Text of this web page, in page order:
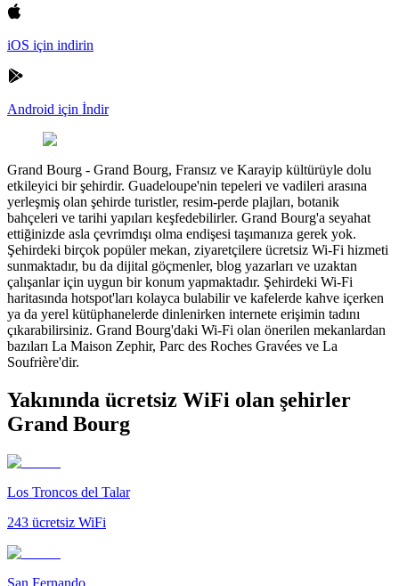
iOS için indirin
Android için İndir
Grand Bourg - Grand Bourg, Fransız ve Karayip kültürüyle dolu
etkileyici bir şehirdir. Guadeloupe'nin tepeleri ve vadileri arasına
yerleşmiş olan şehirde turistler, resim-perde plajları, botanik
bahçeleri ve tarihi yapıları keşfedebilirler. Grand Bourg'a seyahat
ettiğinizde asla çevrimdışı olma endişesi taşımanıza gerek yok.
Şehirdeki birçok popüler mekan, ziyaretçilere ücretsiz Wi-Fi hizmeti
sunmaktadır, bu da dijital göçmenler, blog yazarları ve uzaktan
çalışanlar için uygun bir konum yapmaktadır. Şehirdeki Wi-Fi
haritasında hotspot'ları kolayca bulabilir ve kafelerde kahve içerken
ya da yerel kütüphanelerde dinlenirken internete erişimin tadını
çıkarabilirsiniz. Grand Bourg'daki Wi-Fi olan önerilen mekanlardan
bazıları La Maison Zephir, Parc des Roches Gravées ve La
Soufrière'dir.
Yakınında ücretsiz WiFi olan şehirler
Grand Bourg
Los Troncos del Talar
243 ücretsiz WiFi
San Fernando